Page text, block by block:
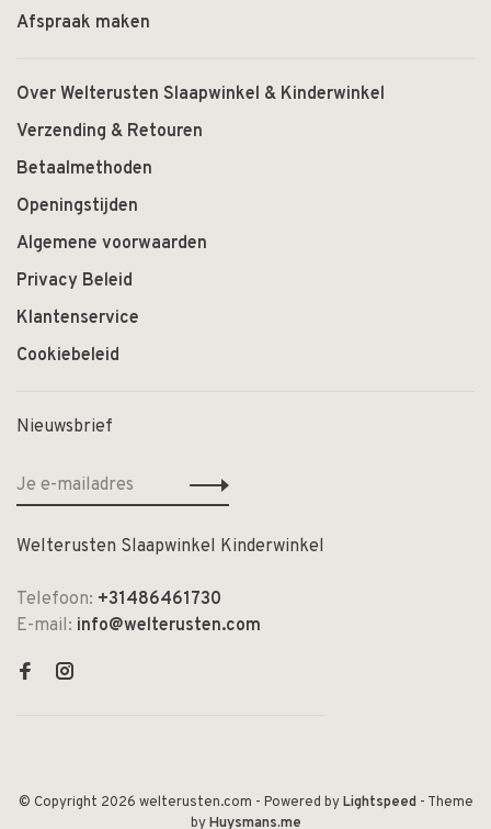
Afspraak maken
Over Welterusten Slaapwinkel & Kinderwinkel
Verzending & Retouren
Betaalmethoden
Openingstijden
Algemene voorwaarden
Privacy Beleid
Klantenservice
Cookiebeleid
Nieuwsbrief
Welterusten Slaapwinkel Kinderwinkel
Telefoon: +31486461730
E-mail: info@welterusten.com
© Copyright 2026 welterusten.com - Powered byLightspeed- Theme
byHuysmans.me